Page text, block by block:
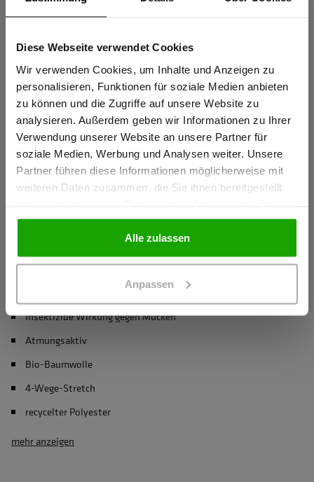
Diese Webseite verwendet Cookies
Wir verwenden Cookies, um Inhalte und Anzeigen zu
personalisieren, Funktionen für soziale Medien anbieten
zu können und die Zugriffe auf unsere Website zu
analysieren. Außerdem geben wir Informationen zu Ihrer
Verwendung unserer Website an unsere Partner für
soziale Medien, Werbung und Analysen weiter. Unsere
Partner führen diese Informationen möglicherweise mit
weiteren Daten zusammen, die Sie ihnen bereitgestellt
gesammelt haben.
Alle zulassen
Anpassen
Sportlicher Schnitt für perfekte Passform
Schulterreflexstreifen für erhöhte Sichtbarkeit
mehr anzeigen
Herstellerangaben
Schöffel PRO GmbH, Albert-Einstein-Strasse 1, 86830
Schwabmünchen, Deutschland
info@schoeffel-pro.com
Materialeigenschaften
Insektizide Wirkung gegen Mücken
Atmungsaktiv
Bio-Baumwolle
4-Wege-Stretch
recycelter Polyester
mehr anzeigen
Sind Sie
Gewerbetreibender?
Ich bestätige, dass ich Gewerbetreibender bin. Alle
Preise werden netto ausgewiesen.